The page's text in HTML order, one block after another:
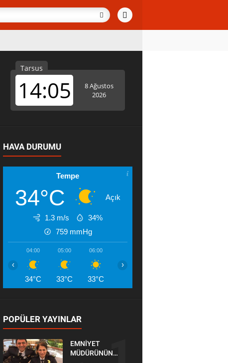
HAVA DURUMU
Tempe
34°C Açık
1.3 m/s
34%
759 mmHg
04:00
34°C
05:00
33°C
06:00
33°C
‹ ›
POPÜLER YAYINLAR
EMNİYET
MÜDÜRÜNÜN